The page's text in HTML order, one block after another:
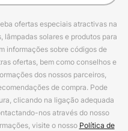
ofertas especiais atractivas na
lâmpadas solares e produtos para
informações sobre códigos de
ofertas, bem como conselhos e
dos nossos parceiros,
de compra. Pode
clicando na ligação adequada
nos através do nosso
visite o nosso Política de